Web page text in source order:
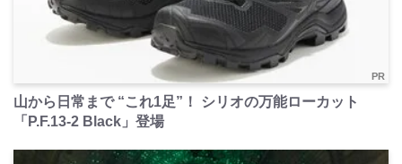
PR
山から日常まで “これ1足”！ シリオの万能ローカット
「P.F.13-2 Black」登場